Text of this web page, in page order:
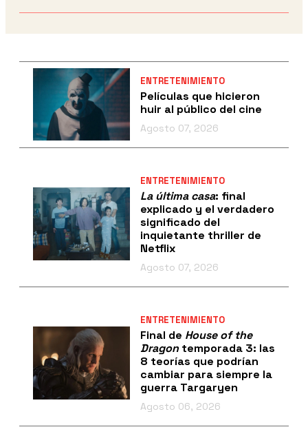
ENTRETENIMIENTO
Películas que hicieron
huir al público del cine
Agosto 07, 2026
ENTRETENIMIENTO
La última casa: final
explicado y el verdadero
significado del
inquietante thriller de
Netflix
Agosto 07, 2026
ENTRETENIMIENTO
Final de House of the
Dragontemporada 3: las
8 teorías que podrían
cambiar para siempre la
guerra Targaryen
Agosto 06, 2026